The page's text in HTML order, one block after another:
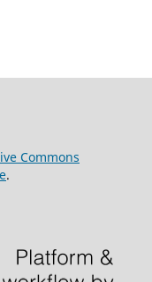
Commons
.